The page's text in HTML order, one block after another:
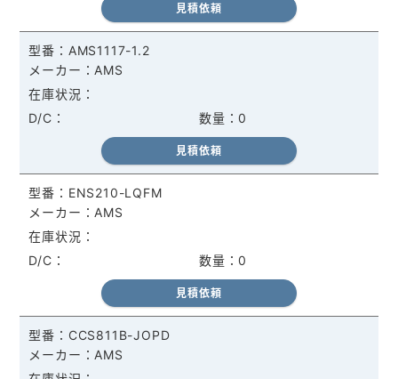
見積依頼
AMS1117-1.2
AMS
0
見積依頼
ENS210-LQFM
AMS
0
見積依頼
CCS811B-JOPD
AMS